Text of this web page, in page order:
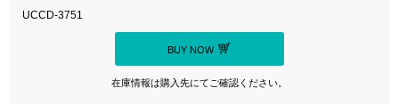
UCCD-3751
BUY NOW
在庫情報は購入先にてご確認ください。